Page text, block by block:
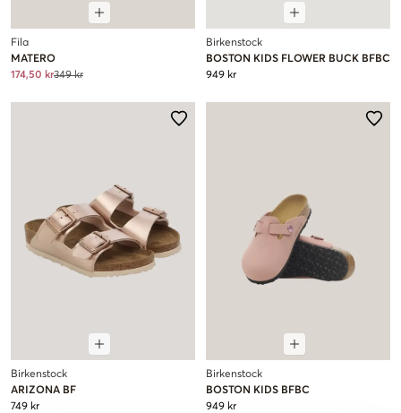
Fila
MATERO
174,50 kr349 kr
Birkenstock
BOSTON KIDS FLOWER BUCK BFBC
949 kr
Birkenstock
ARIZONA BF
749 kr
Birkenstock
BOSTON KIDS BFBC
949 kr